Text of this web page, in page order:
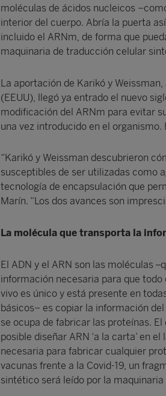
moléculas de ácidos nucleicos
interior del cuerpo. Abría la puerta
incluido el ARNm, de forma que
maquinaria de traducción celular
La aportación de Karikó y
(EEUU), llegó ya entrado el nuevo
modificación del ARNm para evitar
una vez introducido en el organismo.
“Karikó y Weissman descubrieron
susceptibles de ser utilizadas como
tecnología de encapsulación que
Marín. “Los dos avances son
La molécula que transporta la
El ADN y el ARN son las moléculas
información necesaria para que
vivo es único y está presente en
básicos− es copiar la información
se ocupa de fabricar las proteínas.
posible diseñar ARN ‘a la carta’ en
necesaria para fabricar cualquier
vacunas frente a la Covid-19, un
sintético será leído por la